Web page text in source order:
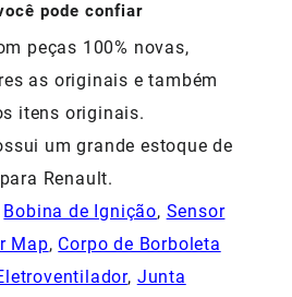
pode confiar
peças 100% novas,
as originais e também
itens originais.
um grande estoque de
Renault.
Bobina de Ignição, Sensor
Map, Corpo de Borboleta
, Junta